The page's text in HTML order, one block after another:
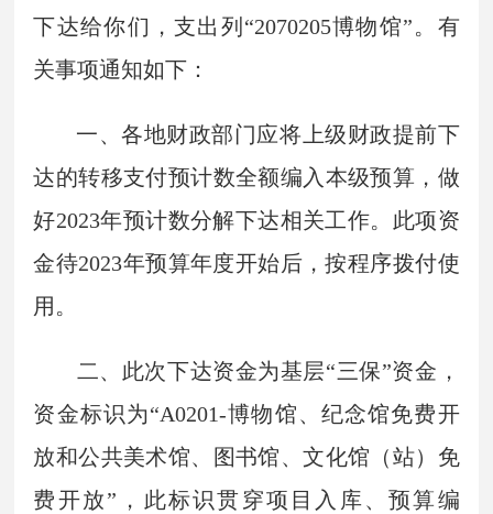
下达给你们，支出列“2070205博物馆”。有
关事项通知如下：
一、各地财政部门应将上级财政提前下
达的转移支付预计数全额编入本级预算，做
好2023年预计数分解下达相关工作。此项资
金待2023年预算年度开始后，按程序拨付使
用。
二、此次下达资金为基层“三保”资金，
资金标识为“A0201-博物馆、纪念馆免费开
放和公共美术馆、图书馆、文化馆（站）免
费开放”，此标识贯穿项目入库、预算编